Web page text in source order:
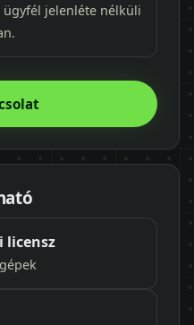
ügyfél jelenléte nélküli
licensz